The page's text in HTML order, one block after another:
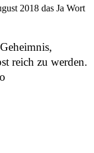
2018 das Ja Wort
reich zu werden.